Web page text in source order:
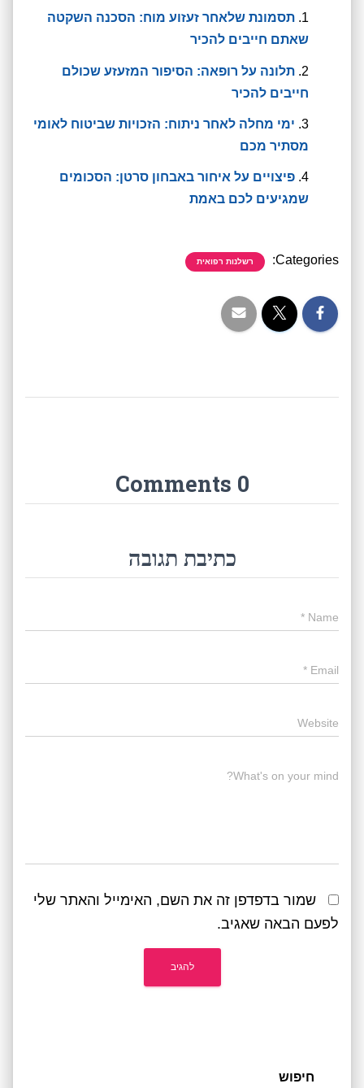
תסמונת שלאחר זעזוע מוח: הסכנה השקטה
שאתם חייבים להכיר
תלונה על רופאה: הסיפור המזעזע שכולם
חייבים להכיר
ימי מחלה לאחר ניתוח: הזכויות שביטוח לאומי
מסתיר מכם
פיצויים על איחור באבחון סרטן: הסכומים
שמגיעים לכם באמת
Categories: רשלנות רפואית
0 Comments
כתיבת תגובה
Name
*
Email
*
Website
What's on your mind?
שמור בדפדפן זה את השם, האימייל והאתר שלי
לפעם הבאה שאגיב.
חיפוש